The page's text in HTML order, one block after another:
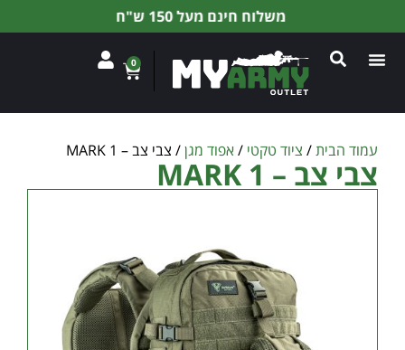
משלוח חינם מעל 150 ש"ח
0
עמוד הבית/ ציוד טקטי /אפוד מגן/ צבי צב – MARK 1
צבי צב – MARK 1